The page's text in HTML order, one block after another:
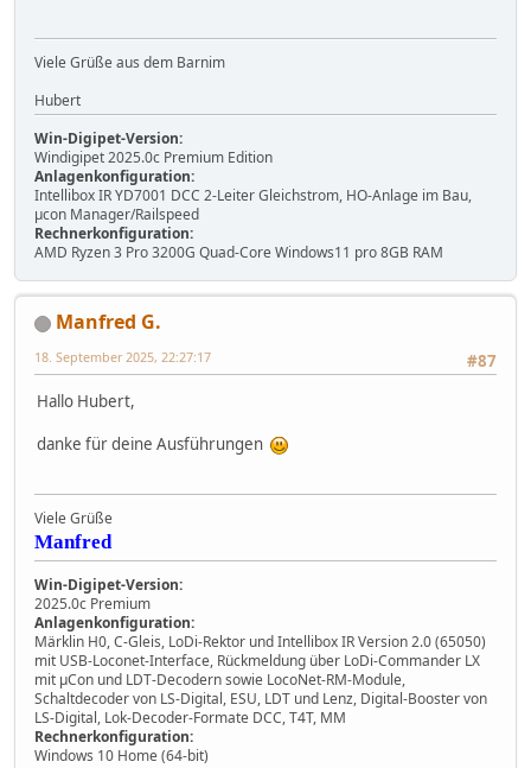
Viele Grüße aus dem Barnim
Hubert
Win-Digipet-Version:
Windigipet 2025.0c Premium Edition
Anlagenkonfiguration:
Intellibox IR YD7001 DCC 2-Leiter Gleichstrom, HO-Anlage im Bau,
µcon Manager/Railspeed
Rechnerkonfiguration:
AMD Ryzen 3 Pro 3200G Quad-Core Windows11 pro 8GB RAM
Manfred G.
#87
18. September 2025, 22:27:17
Hallo Hubert,
danke für deine Ausführungen
Viele Grüße
Manfred
Win-Digipet-Version:
2025.0c Premium
Anlagenkonfiguration:
Märklin H0, C-Gleis, LoDi-Rektor und Intellibox IR Version 2.0 (65050)
mit USB-Loconet-Interface, Rückmeldung über LoDi-Commander LX
mit µCon und LDT-Decodern sowie LocoNet-RM-Module,
Schaltdecoder von LS-Digital, ESU, LDT und Lenz, Digital-Booster von
LS-Digital, Lok-Decoder-Formate DCC, T4T, MM
Rechnerkonfiguration:
Windows 10 Home (64-bit)